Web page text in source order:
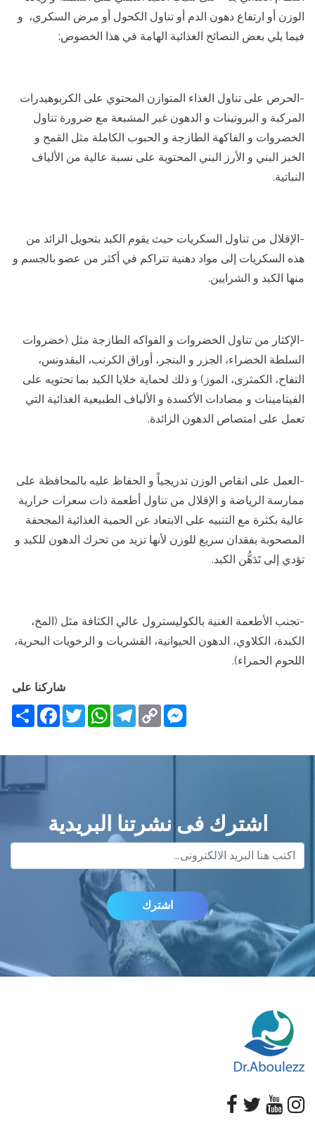
الوزن أو ارتفاع دهون الدم أو تناول الكحول أو مرض السكري، و
فيما يلي بعض النصائح الغذائية الهامة في هذا الخصوص:
-الحرص على تناول الغذاء المتوازن المحتوي على الكربوهيدرات
المركبة و البروتينات و الدهون غير المشبعة مع ضرورة تناول
الخضروات و الفاكهة الطازجة و الحبوب الكاملة مثل القمح و
الخبز البني و الأرز البني المحتوية على نسبة عالية من الألياف
النباتية.
-الإقلال من تناول السكريات حيث يقوم الكبد بتحويل الزائد من
هذه السكريات إلى مواد دهنية تتراكم في أكثر من عضو بالجسم و
منها الكبد و الشرايين.
-الإكثار من تناول الخضروات و الفواكه الطازجة مثل (خضروات
السلطة الخضراء، الجزر و البنجر، أوراق الكرنب، البقدونس،
التفاح، الكمثرى، الموز) و ذلك لحماية خلايا الكبد بما تحتويه على
الفيتامينات و مضادات الأكسدة و الألياف الطبيعية الغذائية التي
تعمل على امتصاص الدهون الزائدة.
-العمل على انقاص الوزن تدريجياً و الحفاظ عليه بالمحافظة على
ممارسة الرياضة و الإقلال من تناول أطعمة ذات سعرات حرارية
عالية بكثرة مع التنبيه على الابتعاد عن الحمية الغذائية المجحفة
المصحوبة بفقدان سريع للوزن لأنها تزيد من تحرك الدهون للكبد و
تؤدي إلى تَدَهُّن الكبد.
-تجنب الأطعمة الغنية بالكوليسترول عالي الكثافة مثل (المخ،
الكبدة، الكلاوي، الدهون الحيوانية، القشريات و الرخويات البحرية،
اللحوم الحمراء).
شاركنا على
Share
FacebookTwitter
WhatsAppTelegramCopy
Link
Messenger
اشترك فى نشرتنا البريدية